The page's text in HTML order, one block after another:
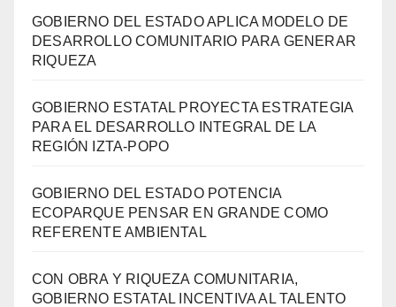
GOBIERNO DEL ESTADO APLICA MODELO DE
DESARROLLO COMUNITARIO PARA GENERAR
RIQUEZA
GOBIERNO ESTATAL PROYECTA ESTRATEGIA
PARA EL DESARROLLO INTEGRAL DE LA
REGIÓN IZTA-POPO
GOBIERNO DEL ESTADO POTENCIA
ECOPARQUE PENSAR EN GRANDE COMO
REFERENTE AMBIENTAL
CON OBRA Y RIQUEZA COMUNITARIA,
GOBIERNO ESTATAL INCENTIVA AL TALENTO